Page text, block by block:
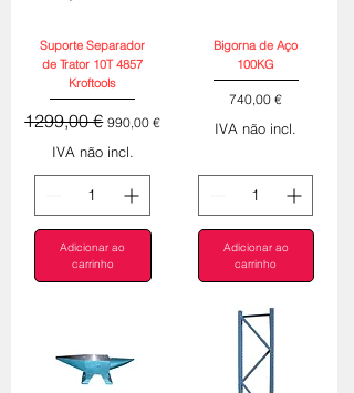
Suporte Separador
de Trator 10T 4857
Kroftools
Preço normal
1299,00 € Preço promocional
990,00 €
IVA não incl.
Adicionar ao
carrinho
Bigorna de Aço
100KG
Preço
740,00 €
IVA não incl.
Adicionar ao
carrinho